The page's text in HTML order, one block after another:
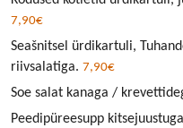
7,90€
Seašnitsel ürdikartuli,
riivsalatiga. 7,90€
Soe salat kanaga /
Peedipüreesupp